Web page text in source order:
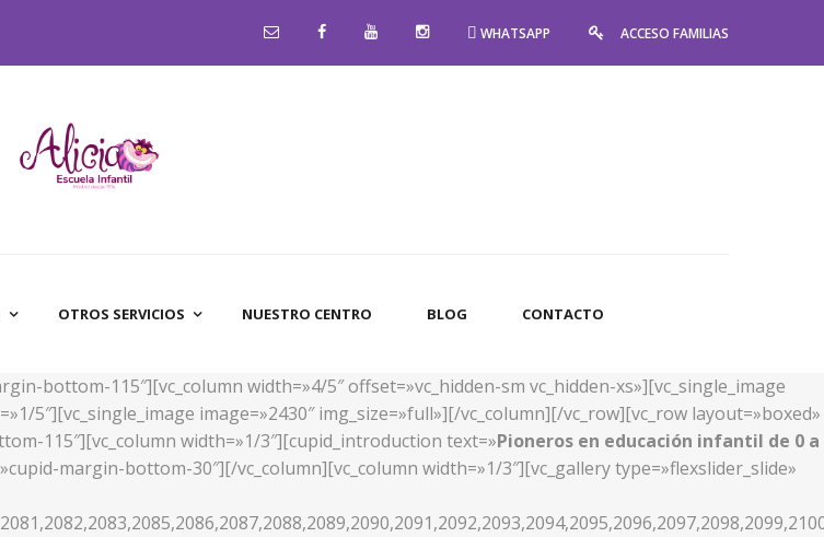
WHATSAPP ACCESO FAMILIAS
OTROS SERVICIOS NUESTRO CENTRO BLOG CONTACTO
bottom-115″][vc_column width=»4/5″ offset=»vc_hidden-sm vc_hidden-xs»][vc_single_image
5″][vc_single_image image=»2430″ img_size=»full»][/vc_column][/vc_row][vc_row layout=»boxed»
115″][vc_column width=»1/3″][cupid_introduction text=»Pioneros en educación infantil de 0 a
margin-bottom-30″][/vc_column][vc_column width=»1/3″][vc_gallery type=»flexslider_slide»